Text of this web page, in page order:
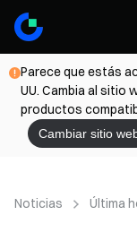
Parece que estás
UU. Cambia al sitio
productos
Cambiar sitio
Noticias Última